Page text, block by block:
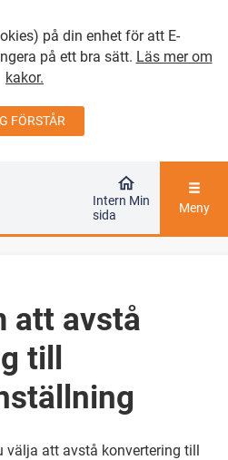
på din enhet för att E-
på ett bra sätt. Läs mer om
kakor.
FÖRSTÅR
GÅ DIREKT TILL
Intern Min
sida
Meny
att avstå
till
välja att avstå konvertering till